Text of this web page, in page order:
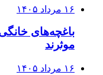
۱۶ مرداد ۱۴۰۵
باغچه‌های
موثرند
۱۶ مرداد ۱۴۰۵